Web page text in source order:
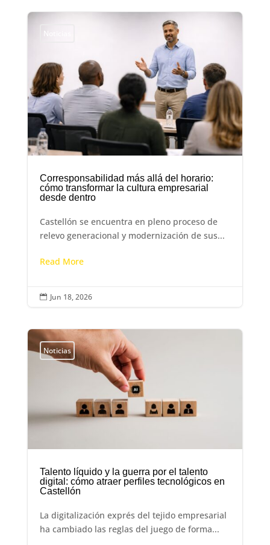
Noticias
Corresponsabilidad más allá del horario:
cómo transformar la cultura empresarial
desde dentro
Castellón se encuentra en pleno proceso de
relevo generacional y modernización de sus...
Read More
 Jun 18, 2026
Noticias
Talento líquido y la guerra por el talento
digital: cómo atraer perfiles tecnológicos en
Castellón
La digitalización exprés del tejido empresarial
ha cambiado las reglas del juego de forma...